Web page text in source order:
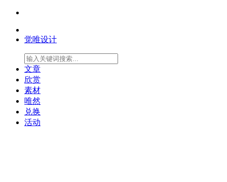
觉唯设计
文章
欣赏
素材
唯然
兑换
活动